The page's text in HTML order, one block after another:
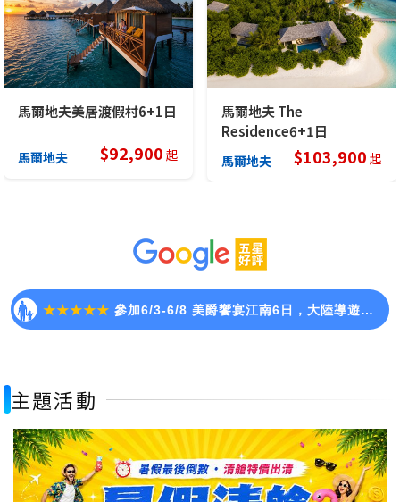
馬爾地夫美居渡假村6+1日
馬爾地夫 $92,900 起
馬爾地夫 The
Residence6+1日
馬爾地夫 $103,900 起
這次參加天海旅行社2026/7/3~7/10八天的張家界之旅，( 松山→重慶)車程到張家界省時很多！要特別謝謝我們的領隊...
★★★★★ 參加6/3-6/8 美爵饗宴江南6日，大陸導遊：範莉莉（莉莉）台灣領隊：張睿（大）這幾天感受了江南風情的美景，每天的餐食...
★★★★★
★★★★★這次參加1/7出發的哈爾濱之旅,感受了比冰箱冷凍庫(大約-18℃)還冷的哈爾濱及其週邊(-20~-30℃)美美雪景，是一...
★★★★★ 參加了5/21-5/25的中越峴港五日團，台灣領隊是張睿（大哥），越南導遊是周心（阿心）。非常感謝大哥，出發之前跟他聯絡...
主題活動